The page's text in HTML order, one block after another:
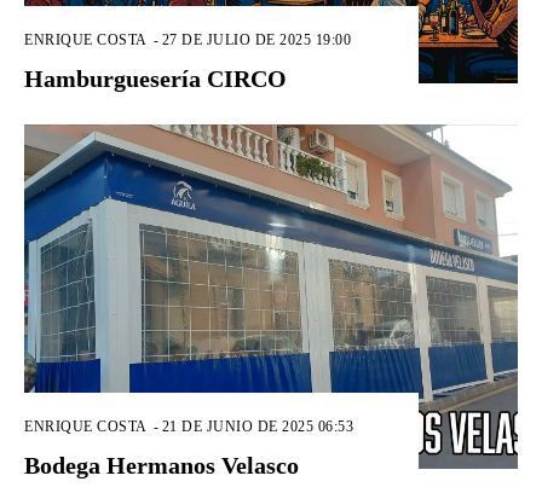
ENRIQUE COSTA - 27 DE JULIO DE 2025 19:00
Hamburguesería CIRCO
ENRIQUE COSTA - 21 DE JUNIO DE 2025 06:53
Bodega Hermanos Velasco